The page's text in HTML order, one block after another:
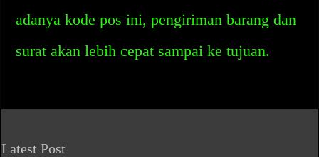
adanya kode pos ini, pengiriman barang dan
surat akan lebih cepat sampai ke tujuan.
Latest Post